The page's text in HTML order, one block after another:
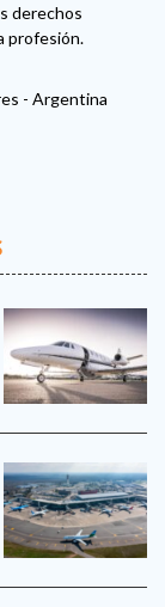
derechos
profesión.
- Argentina